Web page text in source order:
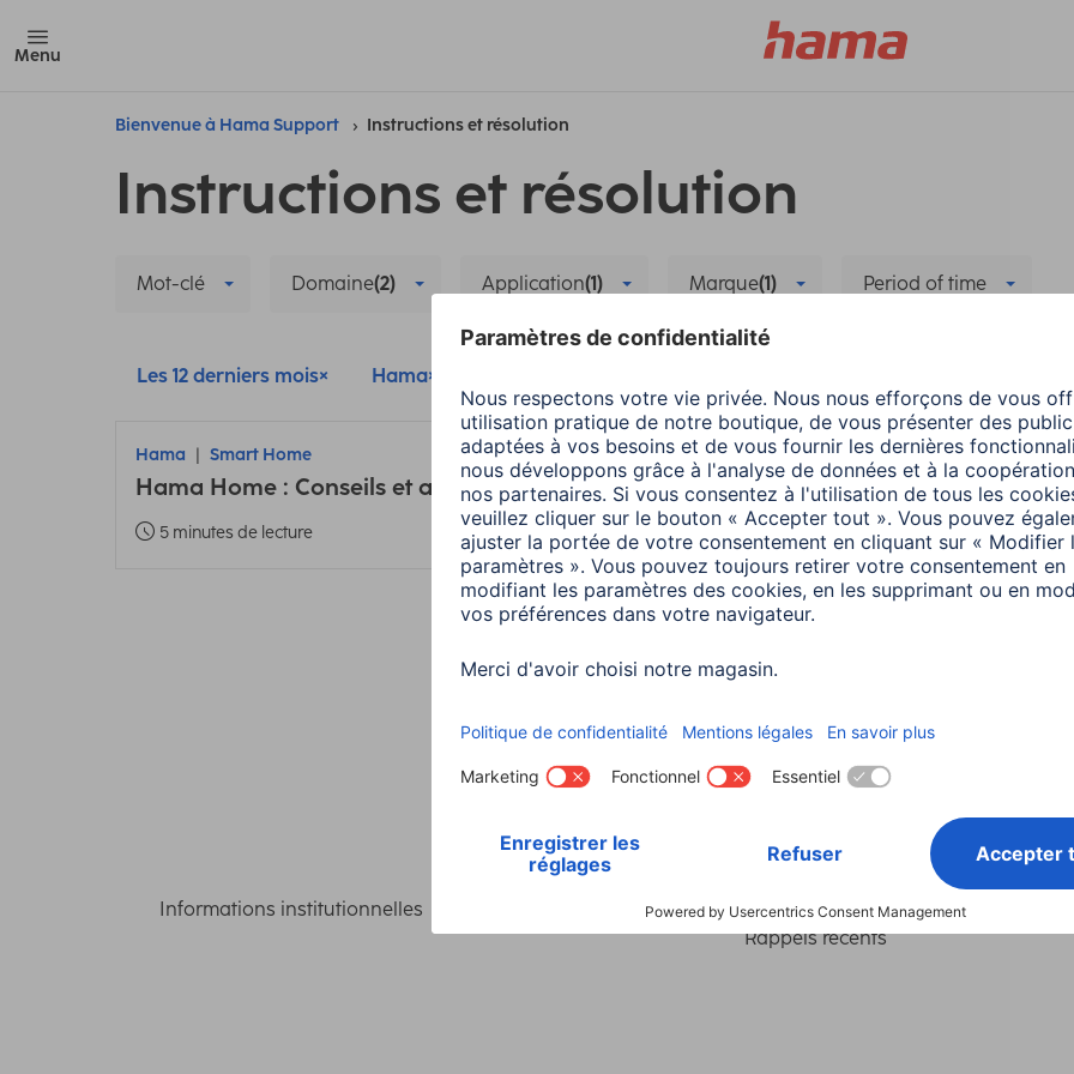
Menu
Bienvenue à Hama Support Instructions et résolution
Instructions et résolution
Mot-clé Domaine(2) Application(1) Marque(1) Period of time
Les 12 derniers mois Hama
Hama Smart Home
Hama Home : Conseils et astuces sur la nouvelle application
5 minutes de lecture
Choisissez un pays
Informations institutionnelles Confidentialité et Securité Conditions de garantie
Déclarations
Rappels récents